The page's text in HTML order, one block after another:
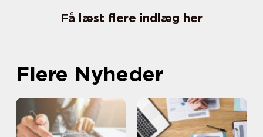
Få læst flere indlæg her
Flere Nyheder